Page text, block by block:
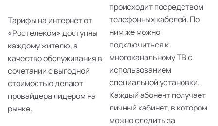
Тарифы на интернет от
«Ростелеком» доступны
каждому жителю, а
качество обслуживания в
сочетании с выгодной
стоимостью делают
провайдера лидером на
рынке.
происходит посредством
телефонных кабелей. По
ним же можно
подключиться к
многоканальному ТВ с
использованием
специальной установки.
Каждый абонент получает
личный кабинет, в котором
можно следить за